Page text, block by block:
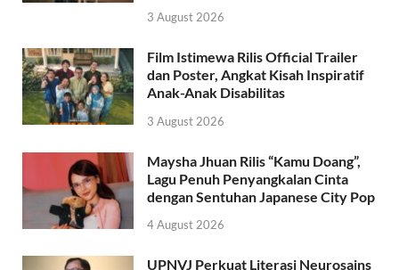
3 August 2026
Film Istimewa Rilis Official Trailer
dan Poster, Angkat Kisah Inspiratif
Anak-Anak Disabilitas
3 August 2026
Maysha Jhuan Rilis “Kamu Doang”,
Lagu Penuh Penyangkalan Cinta
dengan Sentuhan Japanese City Pop
4 August 2026
UPNVJ Perkuat Literasi Neurosains